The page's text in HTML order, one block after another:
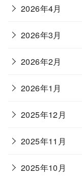
2026年4月
2026年3月
2026年2月
2026年1月
2025年12月
2025年11月
2025年10月